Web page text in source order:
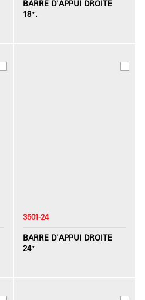
BARRE D'APPUI DROITE
18″.
3501-24
BARRE D'APPUI DROITE
24″